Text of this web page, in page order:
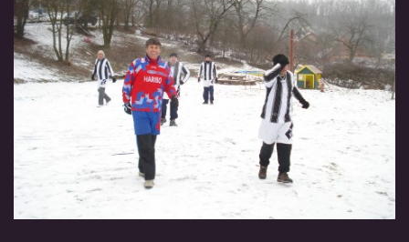
OTEVÍRACÍ DOBA
VIDLÁCKÝ VÍCEBOJ 2020 - ČLÁNEK Z ROZDROJOVICKÉ
DRBNY 4/2020
VIDLÁCKÝ VÍCEBOJ 2020 - VIDEO
CO SI U NÁS DÁTE?